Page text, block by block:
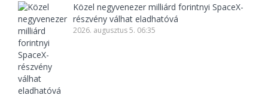
Közel negyvenezer milliárd forintnyi SpaceX-
részvény válhat eladhatóvá
2026. augusztus 5. 06:35